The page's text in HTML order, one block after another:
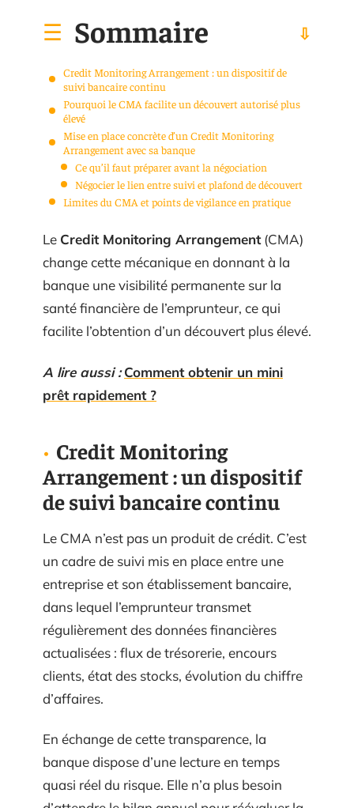
Sommaire
Credit Monitoring Arrangement : un dispositif de
suivi bancaire continu
Pourquoi le CMA facilite un découvert autorisé plus
élevé
Mise en place concrète d’un Credit Monitoring
Arrangement avec sa banque
Ce qu’il faut préparer avant la négociation
Négocier le lien entre suivi et plafond de découvert
Limites du CMA et points de vigilance en pratique
Le Credit Monitoring Arrangement(CMA)
change cette mécanique en donnant à la
banque une visibilité permanente sur la
santé financière de l’emprunteur, ce qui
facilite l’obtention d’un découvert plus élevé.
A lire aussi : Comment obtenir un mini
prêt rapidement ?
Credit Monitoring
Arrangement : un dispositif
de suivi bancaire continu
Le CMA n’est pas un produit de crédit. C’est
un cadre de suivi mis en place entre une
entreprise et son établissement bancaire,
dans lequel l’emprunteur transmet
régulièrement des données financières
actualisées : flux de trésorerie, encours
clients, état des stocks, évolution du chiffre
d’affaires.
En échange de cette transparence, la
banque dispose d’une lecture en temps
quasi réel du risque. Elle n’a plus besoin